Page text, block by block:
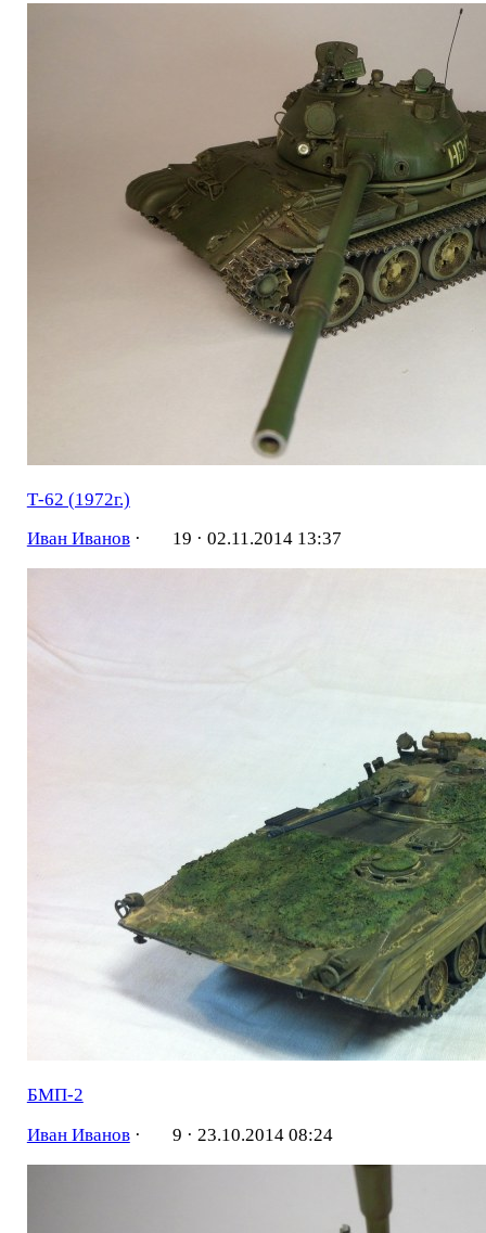
Т-62 (1972г.)
Иван Иванов· 19 · 02.11.2014 13:37
БМП-2
Иван Иванов· 9 · 23.10.2014 08:24